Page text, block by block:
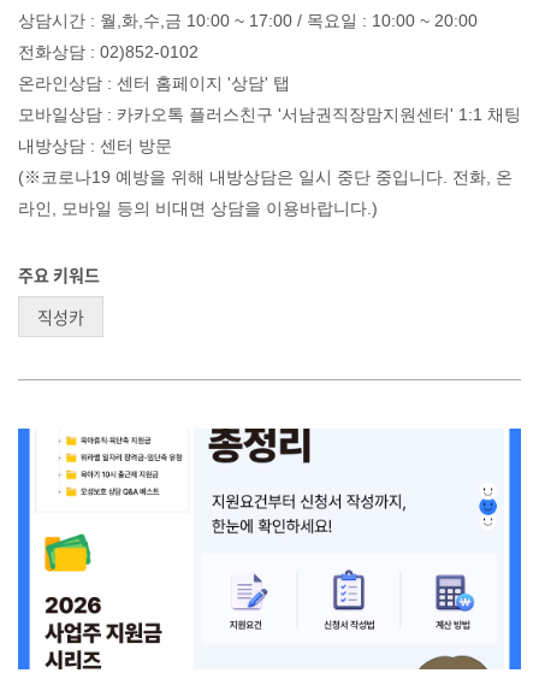
상담시간 : 월,화,수,금 10:00 ~ 17:00 / 목요일 : 10:00 ~ 20:00
전화상담 : 02)852-0102
온라인상담 : 센터 홈페이지 '상담' 탭
모바일상담 : 카카오톡 플러스친구 '서남권직장맘지원센터' 1:1 채팅
내방상담 : 센터 방문
(※코로나19 예방을 위해 내방상담은 일시 중단 중입니다. 전화, 온
라인, 모바일 등의 비대면 상담을 이용바랍니다.)
주요 키워드
직성카